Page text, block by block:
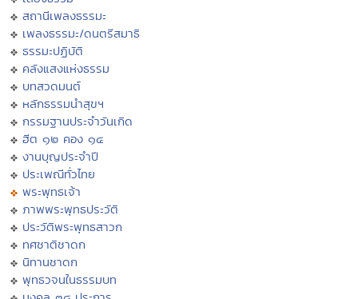
สถานีเพลงธรรมะ
เพลงธรรมะ/ดนตรีสมาธิ
ธรรมะปฏิบัติ
คลังแสงแห่งธรรม
บทสวดมนต์
หลักธรรมนำสุขฯ
กรรมฐานประจำวันเกิด
ฮีต ๑๒ คอง ๑๔
งานบุญประจำปี
ประเพณีทั่วไทย
พระพุทธเจ้า
ภาพพระพุทธประวัติ
ประวัติพระพุทธสาวก
ทศชาติชาดก
นิทานชาดก
พุทธวจนในธรรมบท